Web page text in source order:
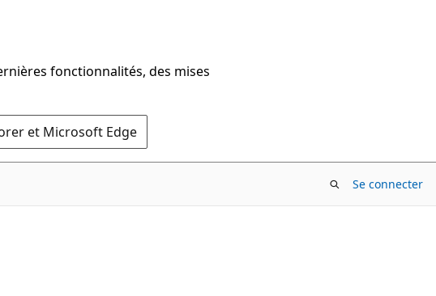
fonctionnalités, des mises
et Microsoft Edge
Se connecter